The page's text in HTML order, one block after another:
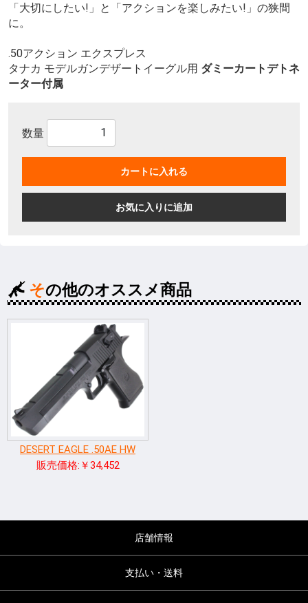
「大切にしたい!」と「アクションを楽しみたい!」の狭間
に。
.50アクション エクスプレス
タナカ モデルガンデザートイーグル用 ダミーカートデトネ
ーター付属
数量
カートに入れる
お気に入りに追加
その他のオススメ商品
DESERT EAGLE .50AE HW
販売価格:￥34,452
店舗情報
支払い・送料